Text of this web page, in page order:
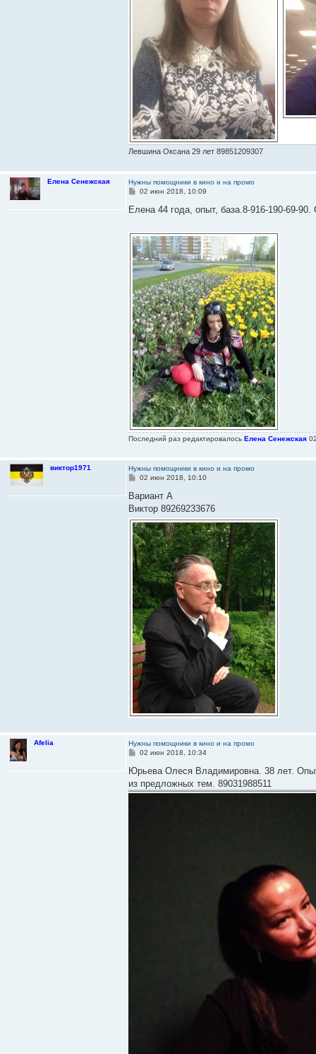
Левшина Оксана 29 лет 89851209307
Елена Сенежская
Нужны помощники в кино и на промо
С
о
е
н
и
е
02 июн 2018, 10:09
Елена 44 года, опыт, база.8-916-190-69-
Последний раз редактировалосьЕлена Сенежская
виктор1971
Нужны помощники в кино и на промо
С
о
б
щ
е
н
и
е
02 июн 2018, 10:10
Вариант А
Виктор 89269233676
Afelia
Нужны помощники в кино и на промо
С
о
б
щ
е
02 июн 2018, 10:34
Юрьева Олеся Владимировна. 38 лет.
из предложных тем. 89031988511